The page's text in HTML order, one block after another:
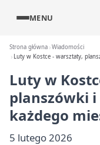
MENU
Strona główna Wiadomości
Luty w Kostce - warsztaty,
Luty w
planszówki i
każdego
5 lutego 2026